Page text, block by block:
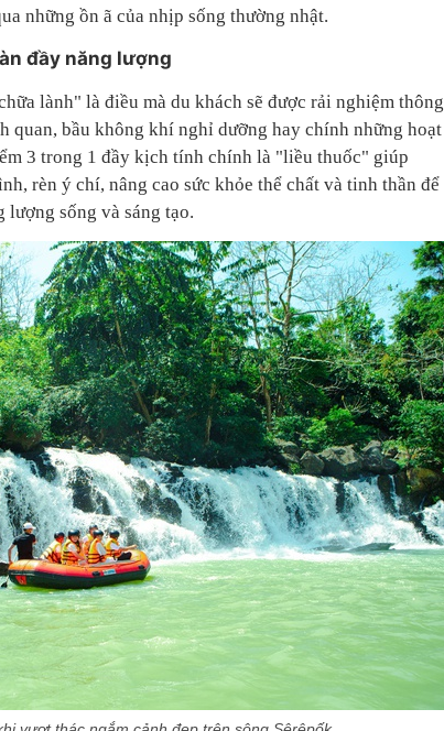
những ồn ã của nhịp sống thường nhật.
đầy năng lượng
lành" là điều mà du khách sẽ được rải nghiệm thông
quan, bầu không khí nghỉ dưỡng hay chính những hoạt
3 trong 1 đầy kịch tính chính là "liều thuốc" giúp
rèn ý chí, nâng cao sức khỏe thể chất và tinh thần để
sống và sáng tạo.